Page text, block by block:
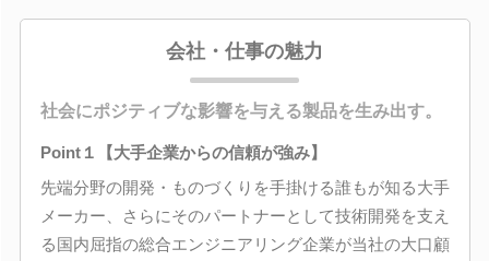
会社・仕事の魅力
社会にポジティブな影響を与える製品を生み出す。
Point１【大手企業からの信頼が強み】
先端分野の開発・ものづくりを手掛ける誰もが知る大手
メーカー、さらにそのパートナーとして技術開発を支え
る国内屈指の総合エンジニアリング企業が当社の大口顧